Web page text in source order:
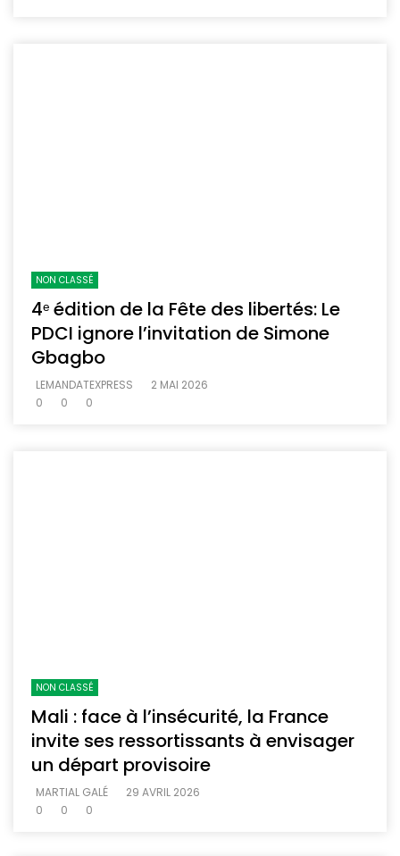
NON CLASSÉ
4ᵉ édition de la Fête des libertés: Le
PDCI ignore l’invitation de Simone
Gbagbo
LEMANDATEXPRESS
2 MAI 2026
0
0 0
NON CLASSÉ
Mali : face à l’insécurité, la France
invite ses ressortissants à envisager
un départ provisoire
MARTIAL GALÉ
29 AVRIL 2026
0
0 0